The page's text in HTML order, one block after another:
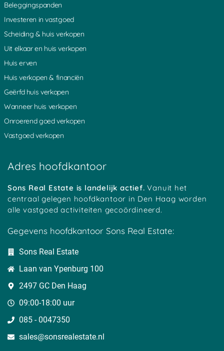
Beleggingspanden
Investeren in vastgoed
Scheiding & huis verkopen
Uit elkaar en huis verkopen
Huis erven
Huis verkopen & financiën
Geërfd huis verkopen
Wanneer huis verkopen
Onroerend goed verkopen
Vastgoed verkopen
Adres hoofdkantoor
Sons Real Estate is landelijk actief.Vanuit het
centraal gelegen hoofdkantoor in Den Haag worden
alle vastgoed activiteiten gecoördineerd.
Gegevens hoofdkantoor Sons Real Estate:
Sons Real Estate
Laan van Ypenburg 100
2497 GC Den Haag
09:00-18:00 uur
085 - 0047350
sales@sonsrealestate.nl​